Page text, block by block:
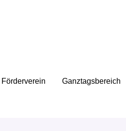
Förderverein Ganztagsbereich